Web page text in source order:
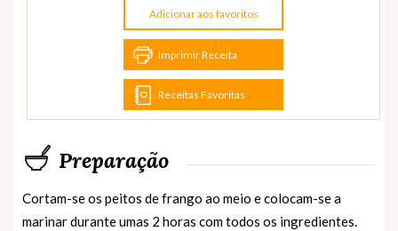
Adicionar aos favoritos
Imprimir Receita
Receitas Favoritas
Preparação
Cortam-se os peitos de frango ao meio e colocam-se a
marinar durante umas 2 horas com todos os ingredientes.